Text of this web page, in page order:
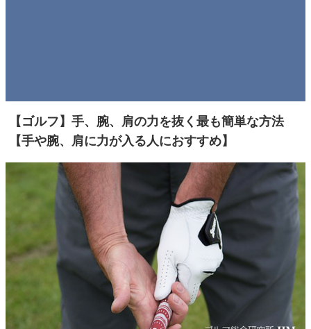
【ゴルフ】手、腕、肩の力を抜く最も簡単な方法
【手や腕、肩に力が入る人におすすめ】